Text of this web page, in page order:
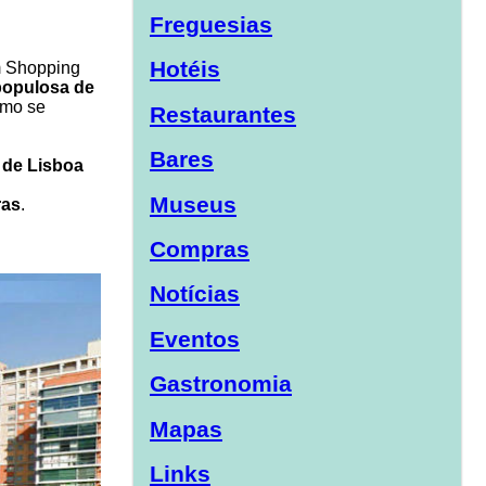
Shopping
de
se
Lisboa
.
Freguesias
Hotéis
Restaurantes
Bares
Museus
Compras
Notícias
Eventos
Gastronomia
Mapas
Links